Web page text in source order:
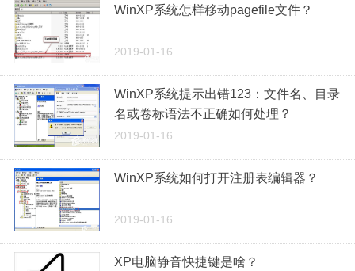
WinXP系统怎样移动pagefile文件？
2019-01-16
WinXP系统提示出错123：文件名、目录
名或卷标语法不正确如何处理？
2019-01-16
WinXP系统如何打开注册表编辑器？
2019-01-16
XP电脑静音快捷键是啥？